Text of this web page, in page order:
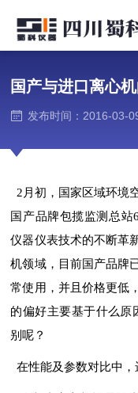
国产与进口离心
发布时间：2016-03-
2月初，国家区域环境
国产品牌包揽监测总
仪器仪表技术的不断革
机领域，目前国产品牌
常使用，并且价格更低
的偏好主要基于什么原
别呢？
在性能及参数对比中